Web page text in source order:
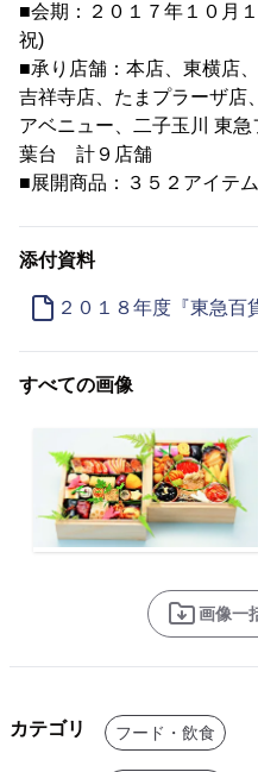
■会期：２０１７年１０月
祝)
■承り店舗：本店、東横店
吉祥寺店、たまプラーザ店
アベニュー、二子玉川 東
葉台 計９店舗
■展開商品：３５２アイテ
添付資料
２０１８年度『東急百
すべての画像
画像一
カテゴリ フード・飲食